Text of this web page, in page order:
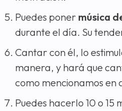
Puedes poner música
durante el día. Su
Cantar con él, lo
manera, y hará que
como mencionamos en
Puedes hacerlo 10 o 15